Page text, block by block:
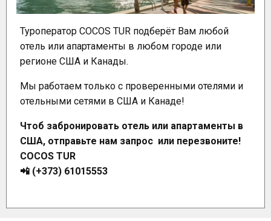
Туроператор COCOS TUR подберёт Вам любой
отель или апартаменты в любом городе или
регионе США и Канады.
Мы работаем только с проверенными отелями и
отельными сетями в США и Канаде!
Чтоб забронировать отель или апартаменты в
США, отправьте нам запрос или перезвоните!
COCOS TUR
📲 (+373) 61015553